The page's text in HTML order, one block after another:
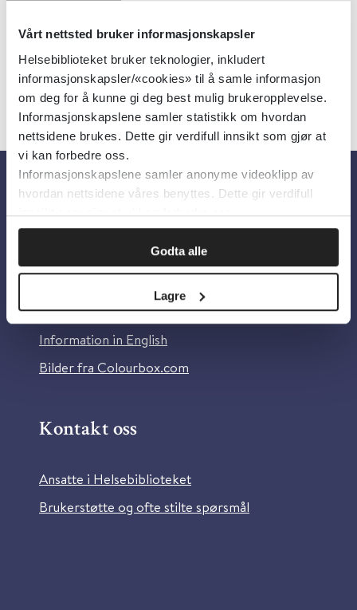
Vårt nettsted bruker informasjonskapsler
Helsebiblioteket bruker teknologier, inkludert
informasjonskapsler/«cookies» til å samle informasjon
om deg for å kunne gi deg best mulig brukeropplevelse.
Informasjonskapslene samler statistikk om hvordan
nettsidene brukes. Dette gir verdifull innsikt som gjør at
vi kan forbedre oss.
Informasjonskapslene samler anonyme videoklipp av
hvordan nettsidene våres benyttes. Dette gir verdifull
innsikt som gjør at vi kan forbedre oss.
Godta alle
Lagre
Om Helsebiblioteket
Tilgjengelighetserklæring
Information in English
Bilder fra Colourbox.com
Kontakt oss
Ansatte i Helsebiblioteket
Brukerstøtte og ofte stilte spørsmål